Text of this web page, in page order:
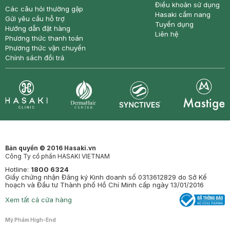
Các câu hỏi thường gặp
Gửi yêu cầu hỗ trợ
Hướng dẫn đặt hàng
Phương thức thanh toán
Phương thức vận chuyển
Chính sách đổi trả
Điều khoản sử dụng
Hasaki cẩm nang
Tuyển dụng
Liên hệ
Bản quyền © 2016 Hasaki.vn
Công Ty cổ phần HASAKI VIETNAM
Hotline: 1800 6324
Giấy chứng nhận Đăng ký Kinh doanh số 0313612829 do Sở Kế
hoạch và Đầu tư Thành phố Hồ Chí Minh cấp ngày 13/01/2016
Xem tất cả cửa hàng
Mỹ Phẩm High-End